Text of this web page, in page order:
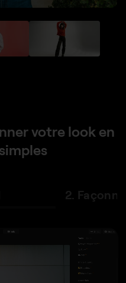
votre look en
3.